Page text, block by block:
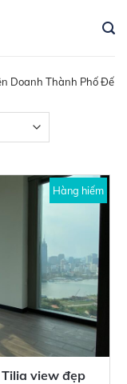
Doanh Thành Phố Đế
Hàng hiếm
view đẹp